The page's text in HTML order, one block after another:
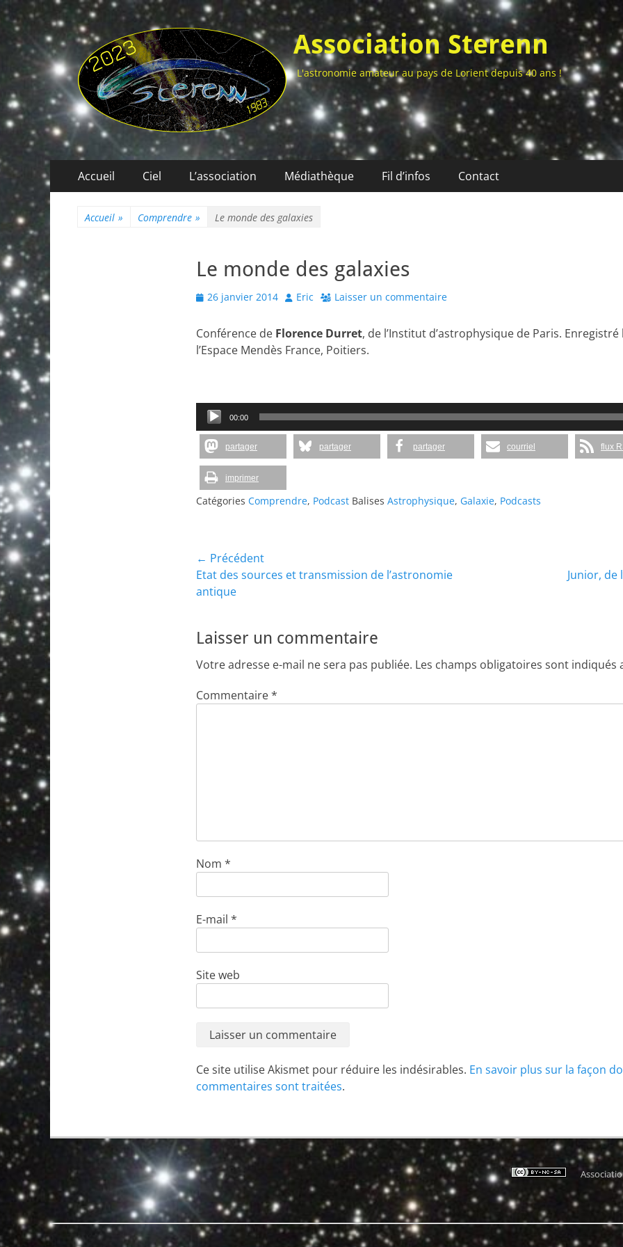
Association Sterenn
L'astronomie amateur au pays de Lorient depuis 40 ans !
Menu
principal
Accueil Ciel L’association Médiathèque Fil d’infos Contact
Accueil » Comprendre » Le monde des galaxies
Le monde des galaxies
Posted
26 janvier 2014 Author
Eric Laisser un commentaire
Conférence de Florence Durret, de l’Institut d’astrophysique de Paris.
l’Espace Mendès France, Poitiers.
Lecteur
audio
00:00
partager partager partager courriel flux
imprimer
Catégories Comprendre, Podcast Balises Astrophysique, Galaxie, Podcasts
Navigation
de
← Précédent
Article
précédent :
Etat des sources et transmission de l’astronomie
antique
Junior, de
Laisser un commentaire
Votre adresse e-mail ne sera pas publiée. Les champs obligatoires sont indiqués
Commentaire*
Nom *
E-mail *
Site web
Ce site utilise Akismet pour réduire les indésirables. En savoir plus sur la façon
commentaires sont traitées.